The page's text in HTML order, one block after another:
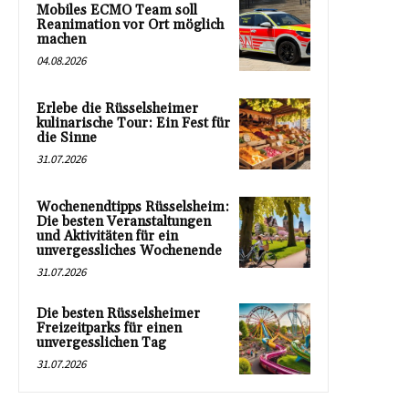
Mobiles ECMO Team soll
Reanimation vor Ort möglich
machen
04.08.2026
Erlebe die Rüsselsheimer
kulinarische Tour: Ein Fest für
die Sinne
31.07.2026
Wochenendtipps Rüsselsheim:
Die besten Veranstaltungen
und Aktivitäten für ein
unvergessliches Wochenende
31.07.2026
Die besten Rüsselsheimer
Freizeitparks für einen
unvergesslichen Tag
31.07.2026